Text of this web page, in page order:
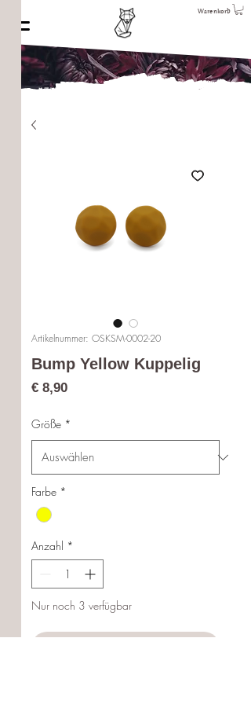
Warenkorb
Artikelnummer: OSKSM-0002-20
Bump Yellow Kuppelig
€ 8,90Preis
Größe *
Farbe *
Anzahl *
Nur noch 3 verfügbar